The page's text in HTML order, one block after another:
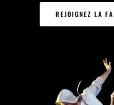
REJOIGNEZ LA